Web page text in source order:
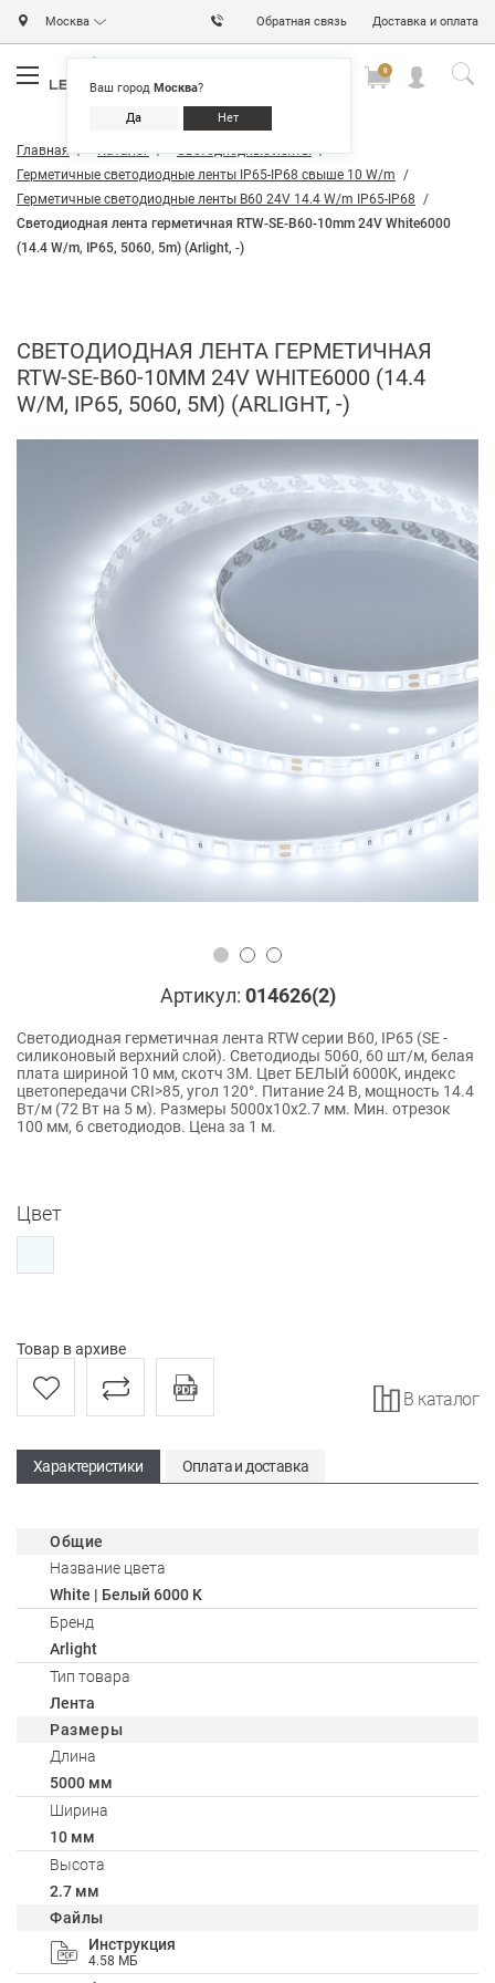
Москва
Ваш город Москва?
Да Нет
Обратная связь Доставка и оплата
0
Главная Каталог
Светодиодные ленты
Герметичные светодиодные ленты IP65-IP68 свыше 10 W/m
Герметичные светодиодные ленты B60 24V 14.4 W/m IP65-IP68
Светодиодная лента герметичная RTW-SE-B60-10mm 24V White6000
(14.4 W/m, IP65, 5060, 5m) (Arlight, -)
СВЕТОДИОДНАЯ ЛЕНТА ГЕРМЕТИЧНАЯ
RTW-SE-B60-10MM 24V WHITE6000 (14.4
W/M, IP65, 5060, 5M) (ARLIGHT, -)
Артикул: 014626(2)
Светодиодная герметичная лента RTW серии B60, IP65 (SE -
силиконовый верхний слой). Светодиоды 5060, 60 шт/м, белая
плата шириной 10 мм, скотч 3M. Цвет БЕЛЫЙ 6000K, индекс
цветопередачи CRI>85, угол 120°. Питание 24 В, мощность 14.4
Вт/м (72 Вт на 5 м). Размеры 5000x10x2.7 мм. Мин. отрезок
100 мм, 6 светодиодов. Цена за 1 м.
Цвет
Товар в архиве
В каталог
Характеристики Оплата и доставка
Общие
Название цвета
White | Белый 6000 K
Бренд
Arlight
Тип товара
Лента
Размеры
Длина
5000 мм
Ширина
10 мм
Высота
2.7 мм
Файлы
Инструкция
4.58 МБ